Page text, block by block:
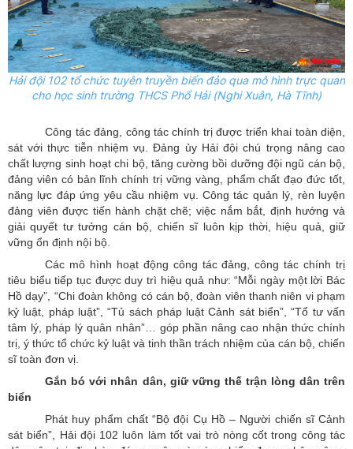
Hải đội 102 tổ chức tuyên truyền biển đảo qua mô hình trực quan
cho học sinh trường THCS Phổ Hải (Nghi Xuân, Hà Tĩnh)
Công tác đảng, công tác chính trị được triển khai toàn diện,
sát với thực tiễn nhiệm vụ. Đảng ủy Hải đội chú trọng nâng cao
chất lượng sinh hoạt chi bộ, tăng cường bồi dưỡng đội ngũ cán bộ,
đảng viên có bản lĩnh chính trị vững vàng, phẩm chất đạo đức tốt,
năng lực đáp ứng yêu cầu nhiệm vụ. Công tác quản lý, rèn luyện
đảng viên được tiến hành chặt chẽ; việc nắm bắt, định hướng và
giải quyết tư tưởng cán bộ, chiến sĩ luôn kịp thời, hiệu quả, giữ
vững ổn định nội bộ.
Các mô hình hoạt động công tác đảng, công tác chính trị
tiêu biểu tiếp tục được duy trì hiệu quả như: “Mỗi ngày một lời Bác
Hồ dạy”, “Chi đoàn không có cán bộ, đoàn viên thanh niên vi phạm
kỷ luật, pháp luật”, “Tủ sách pháp luật Cảnh sát biển”, “Tổ tư vấn
tâm lý, pháp lý quân nhân”… góp phần nâng cao nhận thức chính
trị, ý thức tổ chức kỷ luật và tinh thần trách nhiệm của cán bộ, chiến
sĩ toàn đơn vị.
Gắn bó với nhân dân, giữ vững thế trận lòng dân trên
biển
Phát huy phẩm chất “Bộ đội Cụ Hồ – Người chiến sĩ Cảnh
sát biển”, Hải đội 102 luôn làm tốt vai trò nòng cốt trong công tác